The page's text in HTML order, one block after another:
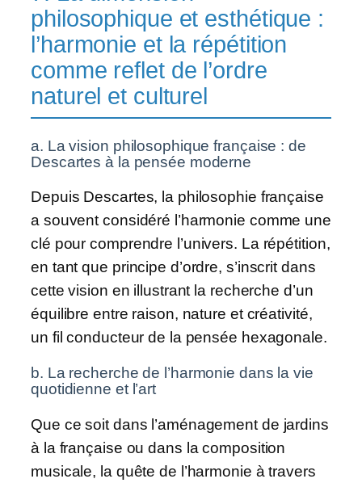
philosophique et esthétique :
l’harmonie et la répétition
comme reflet de l’ordre
naturel et culturel
a. La vision philosophique française : de
Descartes à la pensée moderne
Depuis Descartes, la philosophie française
a souvent considéré l’harmonie comme une
clé pour comprendre l’univers. La répétition,
en tant que principe d’ordre, s’inscrit dans
cette vision en illustrant la recherche d’un
équilibre entre raison, nature et créativité,
un fil conducteur de la pensée hexagonale.
b. La recherche de l’harmonie dans la vie
quotidienne et l’art
Que ce soit dans l’aménagement de jardins
à la française ou dans la composition
musicale, la quête de l’harmonie à travers